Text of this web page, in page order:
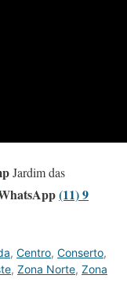
Jardim das
(11) 9
, Centro, Conserto,
, Zona Norte, Zona